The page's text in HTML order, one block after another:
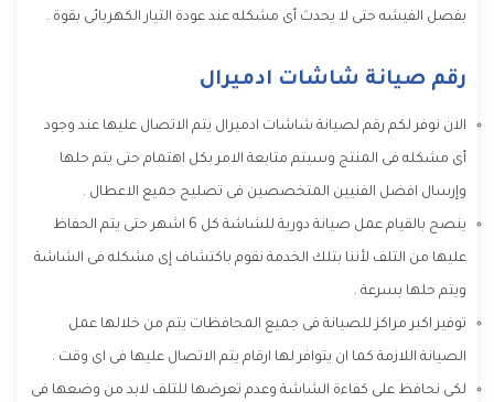
بفصل الفيشه حتى لا يحدث أى مشكله عند عودة التيار الكهربائى بقوة .
رقم صيانة شاشات ادميرال
الان نوفر لكم رقم لصيانة شاشات ادميرال يتم الاتصال عليها عند وجود
أى مشكله فى المنتج وسيتم متابعة الامر بكل اهتمام حتى يتم حلها
وإرسال افضل الفنيين المتخصصين فى تصليح جميع الاعطال .
ينصح بالقيام عمل صيانة دورية للشاشة كل 6 اشهر حتى يتم الحفاظ
عليها من التلف لأننا بتلك الخدمة نقوم باكتشاف إى مشكله فى الشاشة
ويتم حلها بسرعة .
توفير اكبر مراكز للصيانة فى جميع المحافظات يتم من خلالها عمل
الصيانة اللازمة كما ان يتوافر لها ارقام يتم الاتصال عليها فى اى وقت .
لكى نحافظ على كفاءة الشاشة وعدم تعرضها للتلف لابد من وضعها فى